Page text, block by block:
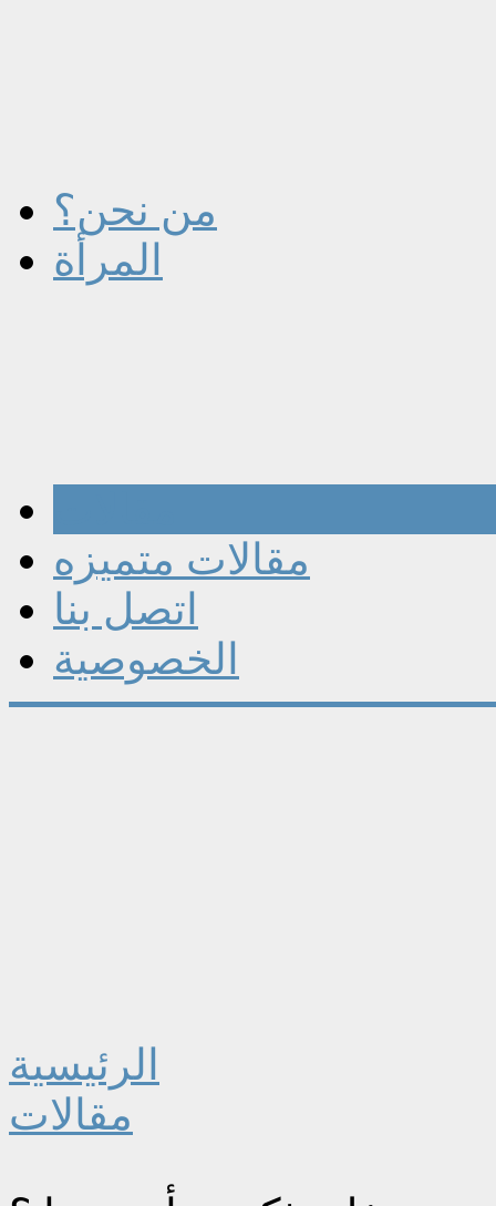
من نحن؟
المرأة
مقالات متميزه
اتصل بنا
الخصوصية
الرئيسية
مقالات